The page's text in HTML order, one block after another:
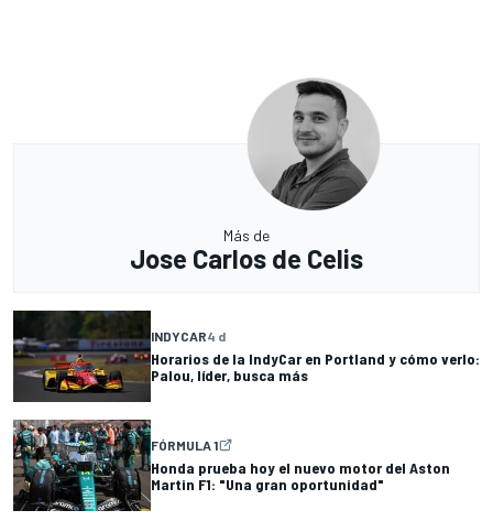
Más de
Jose Carlos de Celis
INDYCAR4 d
Horarios de la IndyCar en Portland y cómo verlo:
Palou, líder, busca más
FÓRMULA 1
Honda prueba hoy el nuevo motor del Aston
Martin F1: "Una gran oportunidad"